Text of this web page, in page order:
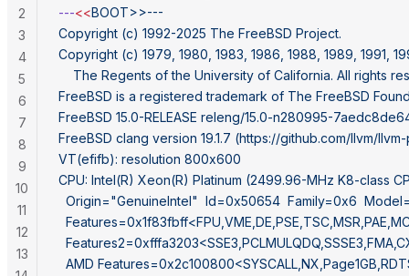
---<<BOOT>>---
Copyright (c) 1992-2025 The FreeBSD Project.
Copyright (c) 1979, 1980, 1983, 1986, 1988, 1989, 1991,
The Regents of the University of California. All rights
FreeBSD is a registered trademark of The FreeBSD
FreeBSD 15.0-RELEASE releng/15.0-n280995-
FreeBSD clang version 19.1.7 (https://github.com/llvm/
VT(efifb): resolution 800x600
CPU: Intel(R) Xeon(R) Platinum (2499.96-MHz K8-class
Origin="GenuineIntel"  Id=0x50654  Family=0x6
AMD
2
3
4
5
6
7
8
9
10
11
12
13